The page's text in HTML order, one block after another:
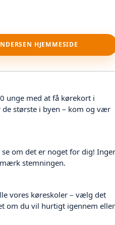
HJEMMESIDE
unge med at få kørekort i
største i byen – kom og vær
om det er noget for dig!
stemningen.
vores køreskoler – vælg det
om du vil hurtigt igennem eller